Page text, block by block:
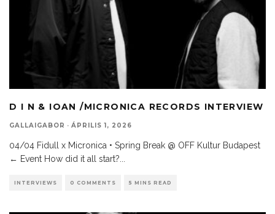
D I N & IOAN /MICRONICA RECORDS INTERVIEW
GALLAIGABOR · ÁPRILIS 1, 2026
04/04 Fidull x Micronica • Spring Break @ OFF Kultur Budapest
← Event How did it all start?...
INTERVIEWS 0 COMMENTS 5 MINS READ